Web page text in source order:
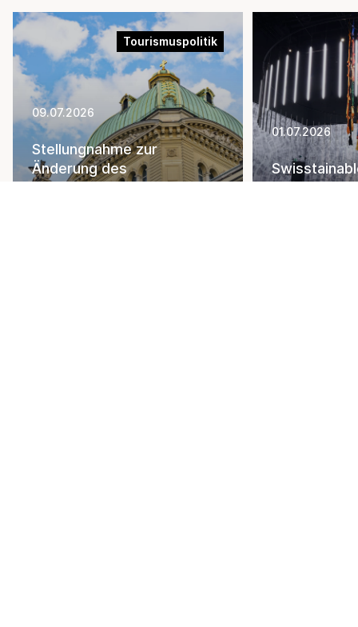
Tourismuspolitik
09.07.2026
Stellungnahme zur
Änderung des
Bundesgesetzes über den
01.07.2026
Practice-